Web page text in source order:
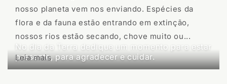
ABRIL 22, 2024
No dia da Terra dedique um momento para estar
presente, para agradecer e cuidar.
nosso planeta vem nos enviando. Espécies da
flora e da fauna estão entrando em extinção,
nossos rios estão secando, chove muito ou...
Leia mais